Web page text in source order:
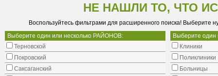
НЕ НАШЛИ ТО, ЧТО
Воспользуйтесь фильтрами для расширенного поиска! Выберите
Выберите один или несколько РАЙОНОВ:
Терновской
Покровский
Саксаганский
Выберите
Клиники
Поликлиники
Больницы